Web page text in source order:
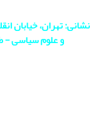
نشانی: تهران، خیابان
و علوم سیاسی - طبقه 4 - دفتر